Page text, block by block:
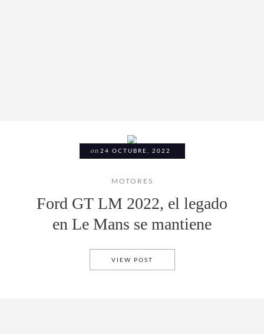
on 24 OCTUBRE, 2022
MOTORES
Ford GT LM 2022, el legado
en Le Mans se mantiene
VIEW POST